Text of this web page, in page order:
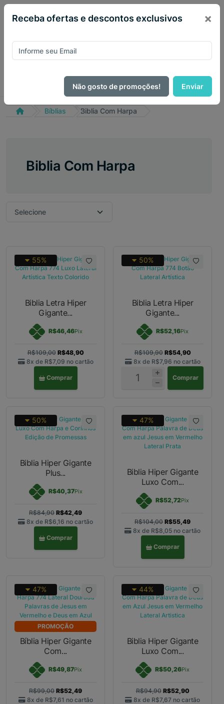
Bíblias Biblia Com Harpa
Biblia Com Harpa
55%
Biblia Letra Hiper
Gigante...
R$46,46Pix
R$109,00 R$48,90
8x de R$7,09 no cartão
Comprar
50%
Biblia Letra Hiper
Gigante...
R$52,16Pix
R$109,90 R$54,90
8x de R$7,96 no cartão
Comprar
50%
Biblia Hiper Gigante
Plus...
R$40,37Pix
R$84,90 R$42,49
8x de R$6,16 no cartão
Comprar
47%
Biblia Hiper Gigante
Luxo Com...
R$52,72Pix
R$104,00 R$55,49
8x de R$8,05 no cartão
Comprar
PROMOÇÃO
47%
Bíblia Hiper Gigante
Com...
R$49,87Pix
R$99,00 R$52,49
8x de R$7,61 no cartão
44%
Biblia Hiper Gigante
Luxo Com...
R$50,26Pix
R$94,90 R$52,90
8x de R$7,67 no cartão
Receba ofertas e descontos exclusivos ×
Não gosto de promoções! Enviar